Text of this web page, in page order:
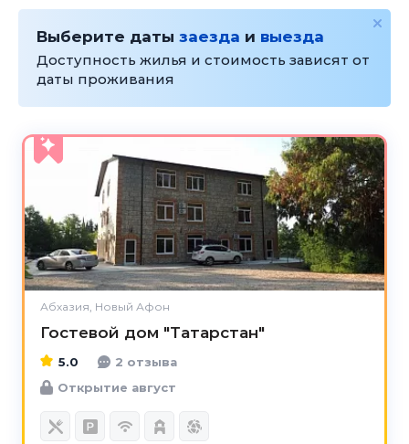
Выберите даты заезда и выезда
Доступность жилья и стоимость зависят от
даты проживания
Абхазия, Новый Афон
Гостевой дом "Татарстан"
5.0
5.0
2 отзыва
Открытие август